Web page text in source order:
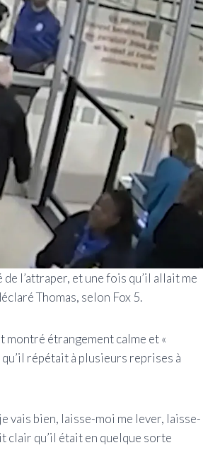
de l’attraper, et une fois qu’il allait me
Thomas, selon Fox 5.
montré étrangement calme et «
répétait à plusieurs reprises à
vais bien, laisse-moi me lever, laisse-
clair qu’il était en quelque sorte